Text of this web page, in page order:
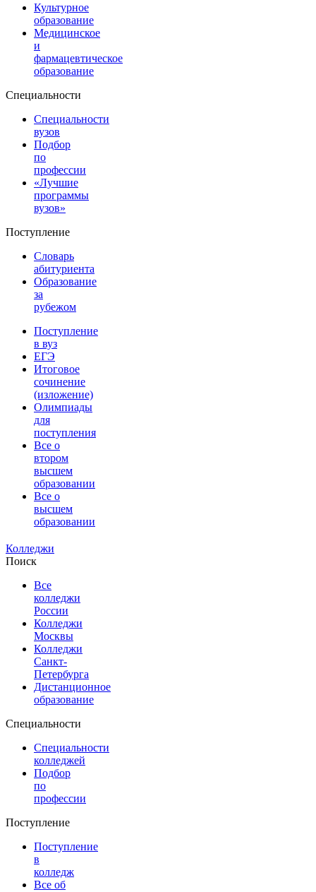
Культурное
образование
Медицинское
и
фармацевтическое
образование
Специальности
Специальности
вузов
Подбор
по
профессии
«Лучшие
программы
вузов»
Поступление
Словарь
абитуриента
Образование
за
рубежом
Поступление
в вуз
ЕГЭ
Итоговое
сочинение
(изложение)
Олимпиады
для
поступления
Все о
втором
высшем
образовании
Все о
высшем
образовании
Колледжи
Поиск
Все
колледжи
России
Колледжи
Москвы
Колледжи
Санкт-
Петербурга
Дистанционное
образование
Специальности
Специальности
колледжей
Подбор
по
профессии
Поступление
Поступление
в
колледж
Все об